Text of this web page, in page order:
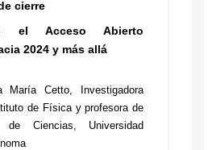
Por confirmar
Políticas y Sociales,
Ciencia Abierta
Bien Común
Referencia
Mora, presidenta de
Costa Rica
de Ciencias
y Sociales,
cierre
el Acceso Abierto
2024 y más allá
Cetto, Investigadora
de Física y profesora de
Ciencias, Universidad